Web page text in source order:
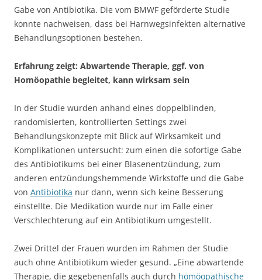
Gabe von Antibiotika. Die vom BMWF geförderte Studie
konnte nachweisen, dass bei Harnwegsinfekten alternative
Behandlungsoptionen bestehen.
Erfahrung zeigt: Abwartende Therapie, ggf. von
Homöopathie begleitet, kann wirksam sein
In der Studie wurden anhand eines doppelblinden,
randomisierten, kontrollierten Settings zwei
Behandlungskonzepte mit Blick auf Wirksamkeit und
Komplikationen untersucht: zum einen die sofortige Gabe
des Antibiotikums bei einer Blasenentzündung, zum
anderen entzündungshemmende Wirkstoffe und die Gabe
von Antibiotika nur dann, wenn sich keine Besserung
einstellte. Die Medikation wurde nur im Falle einer
Verschlechterung auf ein Antibiotikum umgestellt.
Zwei Drittel der Frauen wurden im Rahmen der Studie
auch ohne Antibiotikum wieder gesund. „Eine abwartende
Therapie, die gegebenenfalls auch durch homöopathische